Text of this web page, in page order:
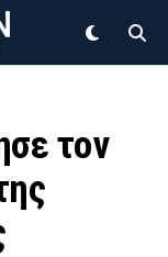
τον